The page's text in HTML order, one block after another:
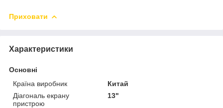
Приховати
Характеристики
Основні
Країна виробник
Китай
Діагональ екрану
пристрою
13"